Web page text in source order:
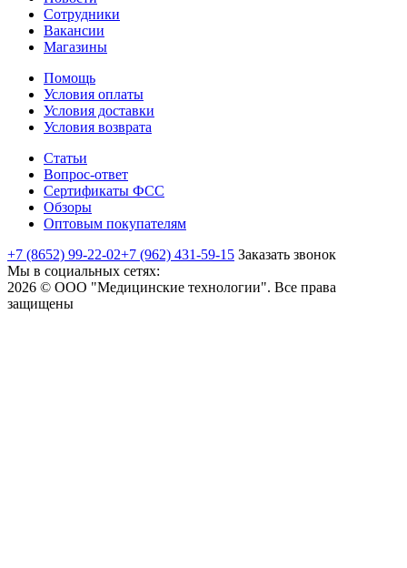
Сотрудники
Вакансии
Магазины
Помощь
Условия оплаты
Условия доставки
Условия возврата
Статьи
Вопрос-ответ
Сертификаты ФСС
Обзоры
Оптовым покупателям
+7 (8652) 99-22-02+7 (962) 431-59-15 Заказать звонок
Мы в социальных сетях:
2026 © ООО "Медицинские технологии". Все права
защищены